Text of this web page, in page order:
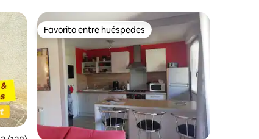
Favorito entre huéspedes
Favorito entre huéspedes